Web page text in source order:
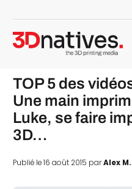
TOP 5 des
Une main
Luke, se faire
3D…
Publié le 16 août 2015 parAlex M.